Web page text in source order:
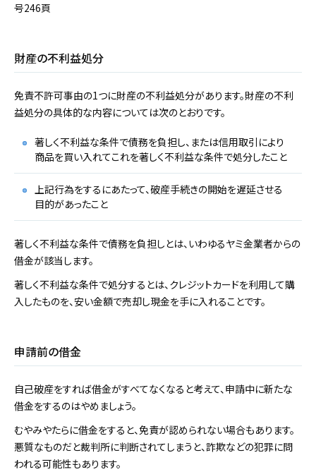
号246頁
財産の不利益処分
免責不許可事由の1つに財産の不利益処分があります。財産の不利
益処分の具体的な内容については次のとおりです。
著しく不利益な条件で債務を負担し、または信用取引により
商品を買い入れてこれを著しく不利益な条件で処分したこと
上記行為をするにあたって、破産手続きの開始を遅延させる
目的があったこと
著しく不利益な条件で債務を負担しとは、いわゆるヤミ金業者からの
借金が該当します。
著しく不利益な条件で処分するとは、クレジットカードを利用して購
入したものを、安い金額で売却し現金を手に入れることです。
申請前の借金
自己破産をすれば借金がすべてなくなると考えて、申請中に新たな
借金をするのはやめましょう。
むやみやたらに借金をすると、免責が認められない場合もあります。
悪質なものだと裁判所に判断されてしまうと、詐欺などの犯罪に問
われる可能性もあります。